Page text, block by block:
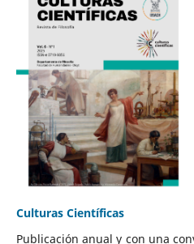
Culturas Científicas
Publicación anual y con una